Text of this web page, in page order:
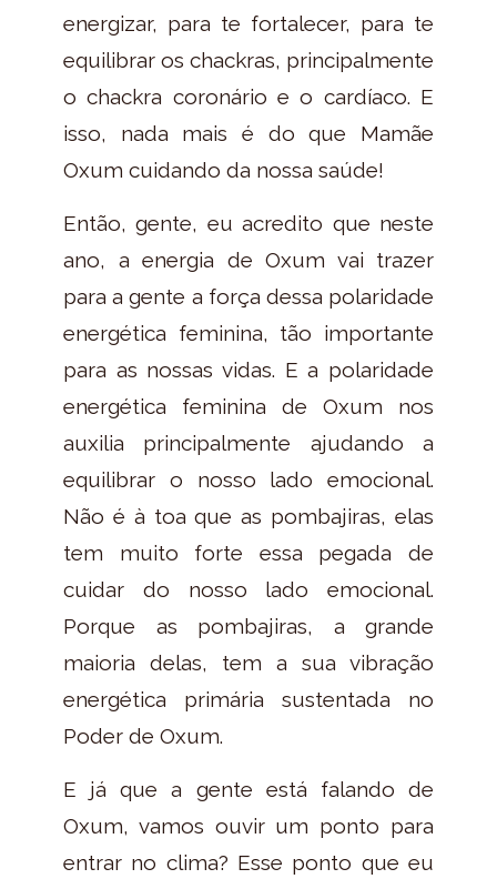
energizar, para te fortalecer, para te
equilibrar os chackras, principalmente
o chackra coronário e o cardíaco. E
isso, nada mais é do que Mamãe
Oxum cuidando da nossa saúde!
Então, gente, eu acredito que neste
ano, a energia de Oxum vai trazer
para a gente a força dessa polaridade
energética feminina, tão importante
para as nossas vidas. E a polaridade
energética feminina de Oxum nos
auxilia principalmente ajudando a
equilibrar o nosso lado emocional.
Não é à toa que as pombajiras, elas
tem muito forte essa pegada de
cuidar do nosso lado emocional.
Porque as pombajiras, a grande
maioria delas, tem a sua vibração
energética primária sustentada no
Poder de Oxum.
E já que a gente está falando de
Oxum, vamos ouvir um ponto para
entrar no clima? Esse ponto que eu